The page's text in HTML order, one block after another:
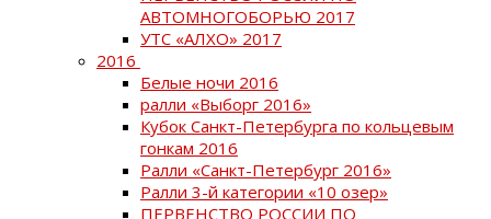
АВТОМНОГОБОРЬЮ 2017
УТС «АЛХО» 2017
2016
Белые ночи 2016
ралли «Выборг 2016»
Кубок Санкт-Петербурга по кольцевым
гонкам 2016
Ралли «Санкт-Петербург 2016»
Ралли 3-й категории «10 озер»
ПЕРВЕНСТВО РОССИИ ПО